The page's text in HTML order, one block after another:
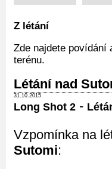
Z létání
Zde najdete povídání
terénu.
Létání nad
31.10.2015
Long Shot 2 -
Vzpomínka na
Sutomi: